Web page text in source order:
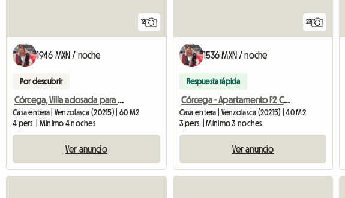
12
1946 MXN / noche
Por descubrir
Córcega, Villa adosada para 4 personas
Casa entera | Venzolasca (20215) | 60 M2
4 pers. | Mínimo 4 noches
Ver anuncio
23
1536 MXN / noche
Respuesta rápida
Córcega - Apartamento F2 Con Piscina, Tenis
Casa entera | Venzolasca (20215) | 40 M2
3 pers. | Mínimo 3 noches
Ver anuncio